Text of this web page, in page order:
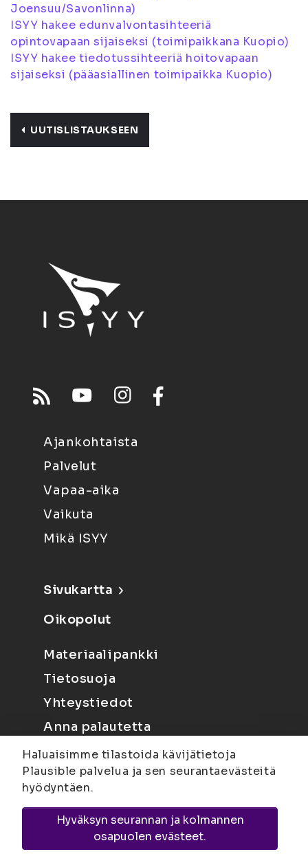
Joensuu/Savonlinna)
ISYY hakee edunvalvontasihteeriä
opintovapaan sijaiseksi (toimipaikkana Kuopio)
ISYY hakee tiedotussihteeriä hoitovapaan
sijaiseksi (pääasiallinen toimipaikka Kuopio)
UUTISLISTAUKSEEN
Ajankohtaista
Palvelut
Vapaa-aika
Vaikuta
Mikä ISYY
Sivukartta
Oikopolut
Materiaalipankki
Tietosuoja
Yhteystiedot
Anna palautetta
Joensuu
Suvantokatu 6, 80100 Joensuu |
KuopioYliopistonranta 15, PL 1627, 70211
Haluaisimme tilastoida kävijätietoja
Plausible palvelua ja sen seurantaevästeitä
hyödyntäen.
Hyväksyn seurannan ja kolmannen
osapuolen evästeet.